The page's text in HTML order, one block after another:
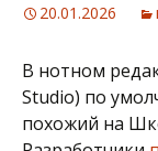
20.01.2026
В нотном
Studio) по
похожий на